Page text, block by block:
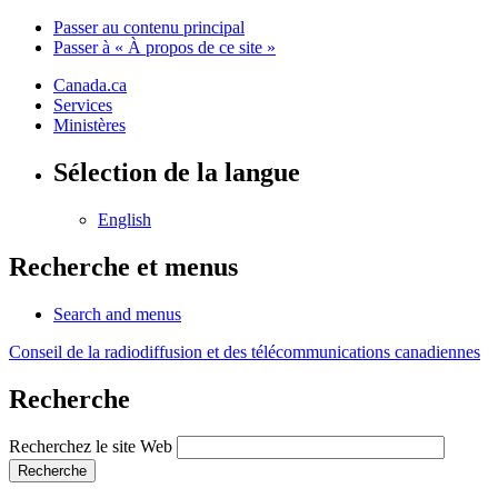
Passer au contenu principal
Passer à « À propos de ce site »
Canada.ca
Services
Ministères
Sélection de la langue
English
Recherche et menus
Search and menus
Conseil de la radiodiffusion et des télécommunications canadiennes
Recherche
Recherchez le site Web
Recherche